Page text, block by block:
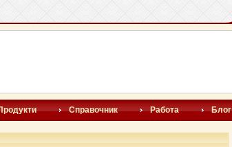
Справочник Работа Блог